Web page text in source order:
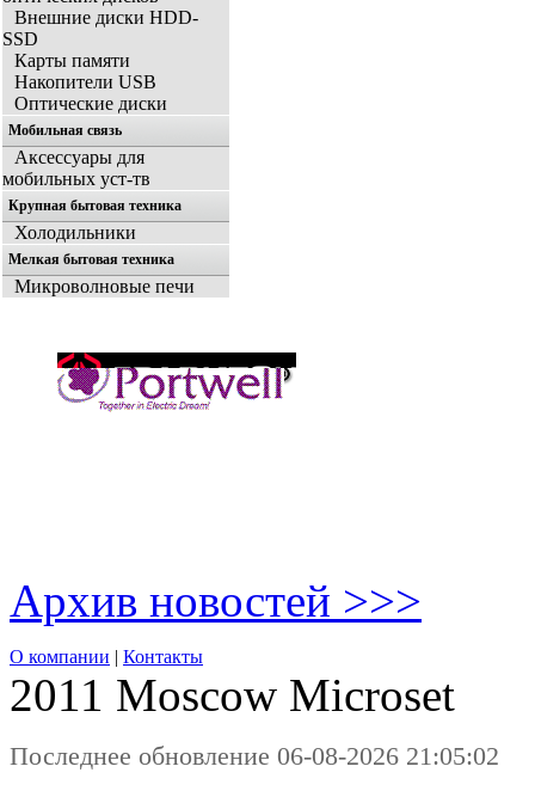
Внешние диски HDD-
SSD
Карты памяти
Накопители USB
Оптические диски
Мобильная связь
Аксессуары для
мобильных уст-тв
Крупная бытовая техника
Холодильники
Мелкая бытовая техника
Микроволновые печи
Архив новостей >>>
О компании | Контакты
2011 Moscow Microset
Последнее обновление 06-08-2026 21:05:02